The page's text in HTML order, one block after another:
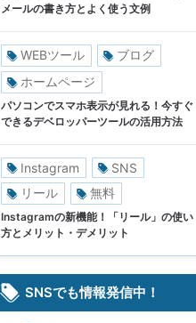
メールの書き方とよく使う文例
WEBツール
ブログ
ホームページ
パソコンでスマホ表示が見れる！今すぐ
できるデベロッパーツールの活用方法
Instagram
SNS
リール
無料
Instagramの新機能！「リール」の使い
方とメリット・デメリット
SNSでも情報発信中！